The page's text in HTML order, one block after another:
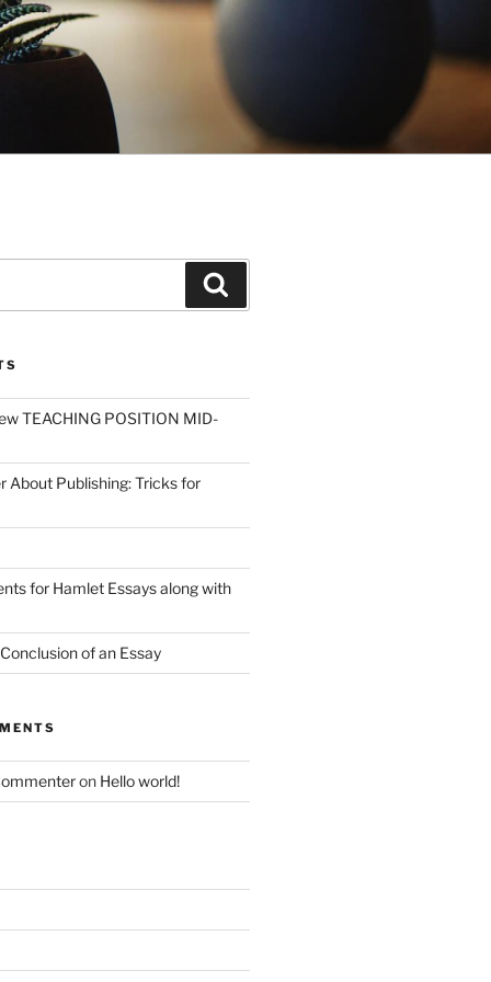
TEACHING POSITION MID-
About Publishing: Tricks for
for Hamlet Essays along with
of an Essay
on Hello world!